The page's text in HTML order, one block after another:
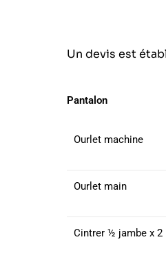
Un devis est
Pantalon
Ourlet machine
Ourlet main
Cintrer ½ jambe x 2